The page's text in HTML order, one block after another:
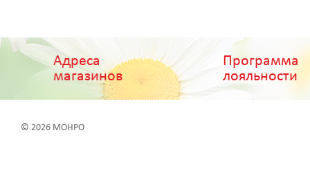
Адреса
магазинов
Программа
лояльности
© 2026 МОНРО